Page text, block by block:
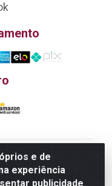
e de
experiência
publicidade
e Exportação
LT APM 06, N 133 -
75385-000 - CNPJ